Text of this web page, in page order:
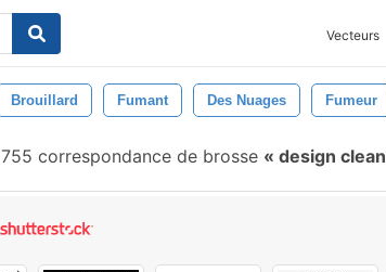
Vecteurs
Brouillard Fumant Des Nuages Fumeur
755 correspondance de brosse design clean